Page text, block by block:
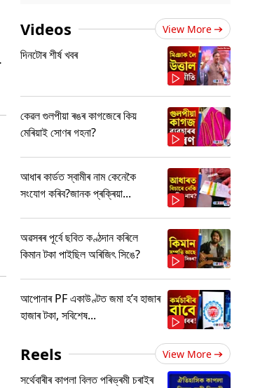
Videos View More
দিনটোৰ শীৰ্ষ খবৰ
কেৱল গুলপীয়া ৰঙৰ কাগজেৰে কিয়
মেৰিয়াই সোণৰ গহনা?
আধাৰ কাৰ্ডত স্বামীৰ নাম কেনেকৈ
সংযোগ কৰিব?জানক প্ৰক্ৰিয়া...
অৱসৰৰ পূৰ্বে ছবিত কণ্ঠদান কৰিলে
কিমান টকা পাইছিল অৰিজিৎ সিঙে?
আপোনাৰ PF একাউণ্টত জমা হ’ব হাজাৰ
হাজাৰ টকা, সবিশেষ...
Reels View More
সৰ্থেবাৰীৰ কাপলা বিলত পৰিভ্ৰমী চৰাইৰ